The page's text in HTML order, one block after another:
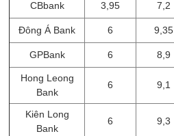
CBbank 3,95 7,2
Đông Á Bank 6 9,35
GPBank 6 8,9
Hong Leong
Bank
6 9,1
Kiên Long
Bank
6 9,3